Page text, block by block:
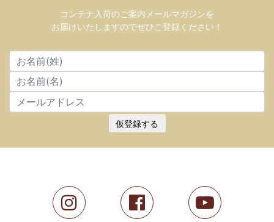
コンテナ入荷のご案内メールマガジンを
お届けいたしますのでぜひご登録ください！
仮登録する